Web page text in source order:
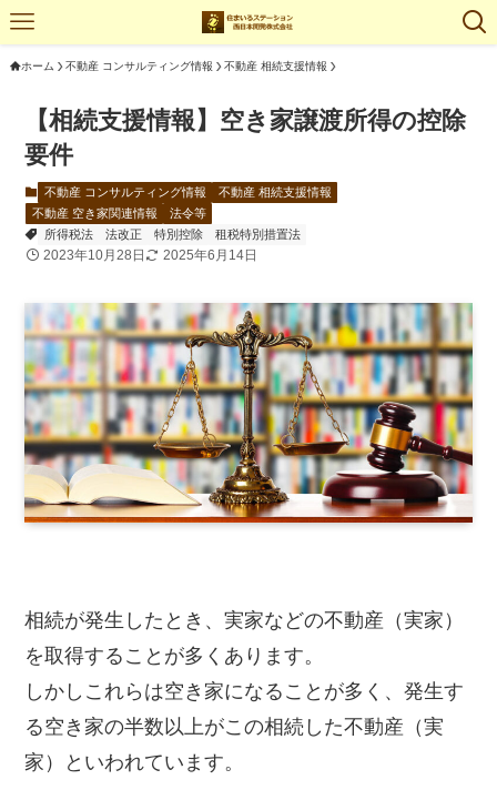
ホーム 不動産 コンサルティング情報 不動産 相続支援情報
【相続支援情報】空き家譲渡所得の控除
要件
不動産 コンサルティング情報
不動産 相続支援情報
不動産 空き家関連情報
法令等
所得税法
法改正 特別控除 租税特別措置法
2023年10月28日 2025年6月14日
相続が発生したとき、実家などの不動産（実家）
を取得することが多くあります。
しかしこれらは空き家になることが多く、発生す
る空き家の半数以上がこの相続した不動産（実
家）といわれています。